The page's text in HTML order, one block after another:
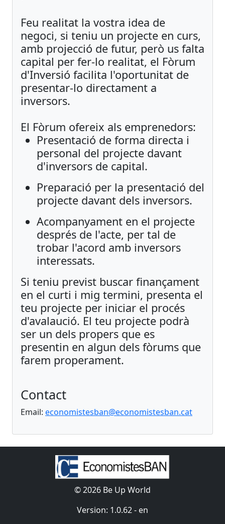
Feu realitat la vostra idea de
negoci, si teniu un projecte en curs,
amb projecció de futur, però us falta
capital per fer-lo realitat, el Fòrum
d'Inversió facilita l'oportunitat de
presentar-lo directament a
inversors.
El Fòrum ofereix als emprenedors:
Presentació de forma directa i
personal del projecte davant
d'inversors de capital.
Preparació per la presentació del
projecte davant dels inversors.
Acompanyament en el projecte
després de l'acte, per tal de
trobar l'acord amb inversors
interessats.
Si teniu previst buscar finançament
en el curti i mig termini, presenta el
teu projecte per iniciar el procés
d'avalaució. El teu projecte podrà
ser un dels propers que es
presentin en algun dels fòrums que
farem properament.
Contact
Email: economistesban@economistesban.cat
© 2026 Be Up World
Version: 1.0.62 - en